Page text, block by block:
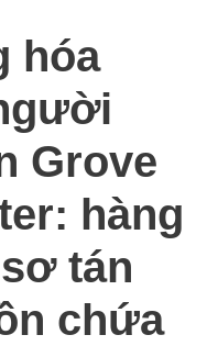
hóa
Grove
hàng
tán
chứa